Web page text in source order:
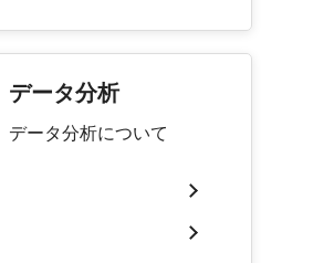
データ分析
データ分析について